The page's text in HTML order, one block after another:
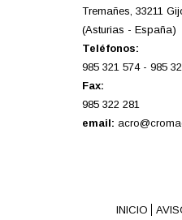
Tremañes, 33211
(Asturias - España)
Teléfonos:
985 321 574- 985
Fax:
985 322 281
email:
INICIO